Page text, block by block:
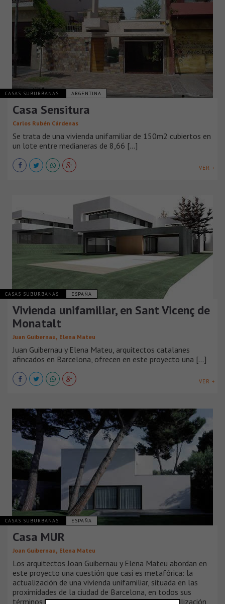
CASAS SUBURBANAS ARGENTINA
Casa Sensitura
Carlos Rubén Cárdenas
Se trata de una vivienda unifamiliar de 150m2 cubiertos en
un lote entre medianeras de 8,66 [...]
VER +
CASAS SUBURBANAS ESPAÑA
Vivienda unifamiliar, en Sant Vicenç de
Monatalt
Juan Guibernau, Elena Mateu
Juan Guibernau y Elena Mateu, arquitectos catalanes
afincados en Barcelona, ofrecen en este proyecto una [...]
VER +
CASAS SUBURBANAS ESPAÑA
Casa MUR
Joan Guibernau, Elena Mateu
Los arquitectos Joan Guibernau y Elena Mateu abordan en
este proyecto una cuestión que casi es metafórica: la
actualización de una vivienda unifamiliar, situada en las
proximidades de la ciudad de Barcelona, en todos sus
términos, de programa, de instalaciones, de formalización